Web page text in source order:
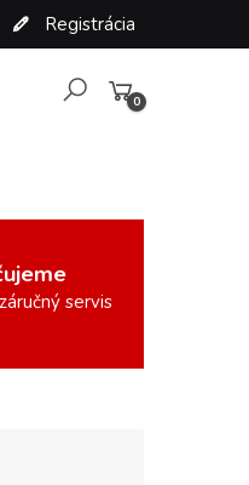
Registrácia
0
servis